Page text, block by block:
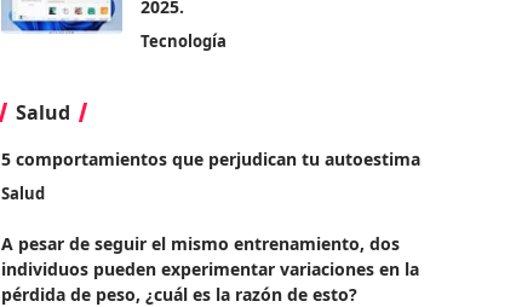
2025.
Tecnología
Salud
5 comportamientos que perjudican tu autoestima
Salud
A pesar de seguir el mismo entrenamiento, dos
individuos pueden experimentar variaciones en la
pérdida de peso, ¿cuál es la razón de esto?